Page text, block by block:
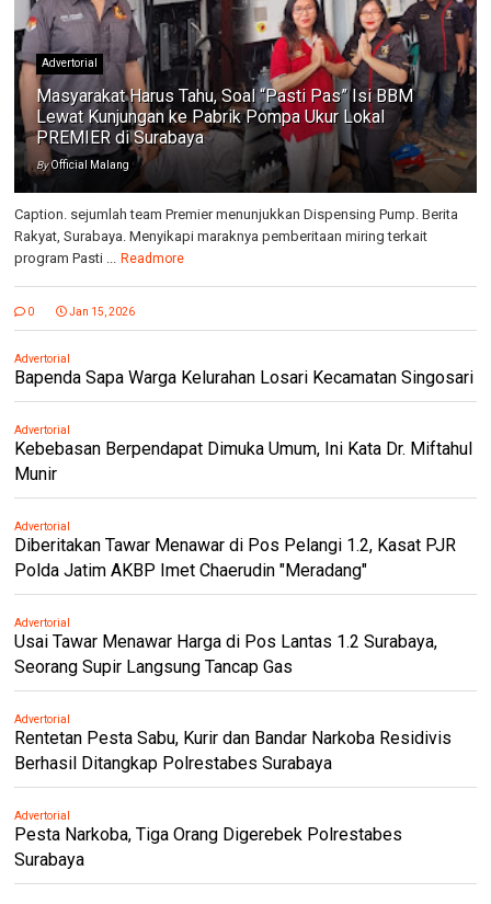
Advertorial
Masyarakat Harus Tahu, Soal “Pasti Pas” Isi BBM
Lewat Kunjungan ke Pabrik Pompa Ukur Lokal
PREMIER di Surabaya
ByOfficial Malang
Caption. sejumlah team Premier menunjukkan Dispensing Pump. Berita
Rakyat, Surabaya. Menyikapi maraknya pemberitaan miring terkait
program Pasti ...
Readmore
0 Jan 15, 2026
Advertorial
Bapenda Sapa Warga Kelurahan Losari Kecamatan Singosari
Advertorial
Kebebasan Berpendapat Dimuka Umum, Ini Kata Dr. Miftahul
Munir
Advertorial
Diberitakan Tawar Menawar di Pos Pelangi 1.2, Kasat PJR
Polda Jatim AKBP Imet Chaerudin "Meradang"
Advertorial
Usai Tawar Menawar Harga di Pos Lantas 1.2 Surabaya,
Seorang Supir Langsung Tancap Gas
Advertorial
Rentetan Pesta Sabu, Kurir dan Bandar Narkoba Residivis
Berhasil Ditangkap Polrestabes Surabaya
Advertorial
Pesta Narkoba, Tiga Orang Digerebek Polrestabes
Surabaya